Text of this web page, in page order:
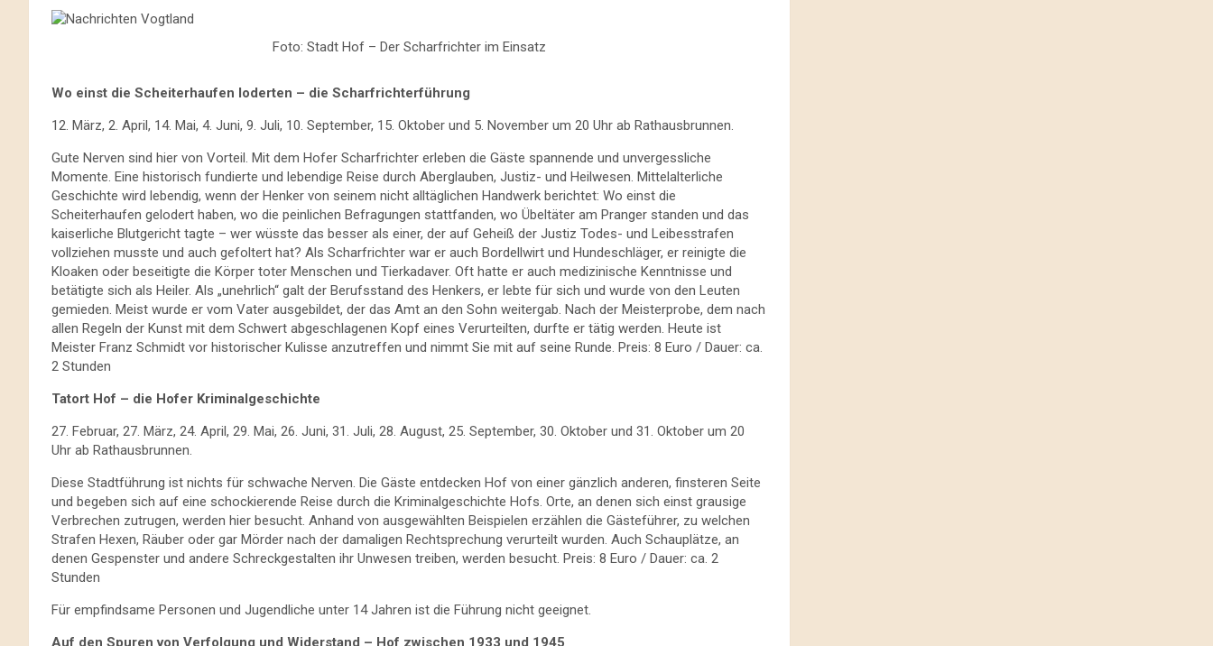
Foto: Stadt Hof – Der Scharfrichter im Einsatz
Wo einst die Scheiterhaufen loderten – die Scharfrichterführung
12. März, 2. April, 14. Mai, 4. Juni, 9. Juli, 10. September, 15. Oktober und 5. November um 20 Uhr ab Rathausbrunnen.
Gute Nerven sind hier von Vorteil. Mit dem Hofer Scharfrichter erleben die Gäste spannende und unvergessliche
Momente. Eine historisch fundierte und lebendige Reise durch Aberglauben, Justiz- und Heilwesen. Mittelalterliche
Geschichte wird lebendig, wenn der Henker von seinem nicht alltäglichen Handwerk berichtet: Wo einst die
Scheiterhaufen gelodert haben, wo die peinlichen Befragungen stattfanden, wo Übeltäter am Pranger standen und das
kaiserliche Blutgericht tagte – wer wüsste das besser als einer, der auf Geheiß der Justiz Todes- und Leibesstrafen
vollziehen musste und auch gefoltert hat? Als Scharfrichter war er auch Bordellwirt und Hundeschläger, er reinigte die
Kloaken oder beseitigte die Körper toter Menschen und Tierkadaver. Oft hatte er auch medizinische Kenntnisse und
betätigte sich als Heiler. Als „unehrlich“ galt der Berufsstand des Henkers, er lebte für sich und wurde von den Leuten
gemieden. Meist wurde er vom Vater ausgebildet, der das Amt an den Sohn weitergab. Nach der Meisterprobe, dem nach
allen Regeln der Kunst mit dem Schwert abgeschlagenen Kopf eines Verurteilten, durfte er tätig werden. Heute ist
Meister Franz Schmidt vor historischer Kulisse anzutreffen und nimmt Sie mit auf seine Runde. Preis: 8 Euro / Dauer: ca.
2 Stunden
Tatort Hof – die Hofer Kriminalgeschichte
27. Februar, 27. März, 24. April, 29. Mai, 26. Juni, 31. Juli, 28. August, 25. September, 30. Oktober und 31. Oktober um 20
Uhr ab Rathausbrunnen.
Diese Stadtführung ist nichts für schwache Nerven. Die Gäste entdecken Hof von einer gänzlich anderen, finsteren Seite
und begeben sich auf eine schockierende Reise durch die Kriminalgeschichte Hofs. Orte, an denen sich einst grausige
Verbrechen zutrugen, werden hier besucht. Anhand von ausgewählten Beispielen erzählen die Gästeführer, zu welchen
Strafen Hexen, Räuber oder gar Mörder nach der damaligen Rechtsprechung verurteilt wurden. Auch Schauplätze, an
denen Gespenster und andere Schreckgestalten ihr Unwesen treiben, werden besucht. Preis: 8 Euro / Dauer: ca. 2
Stunden
Für empfindsame Personen und Jugendliche unter 14 Jahren ist die Führung nicht geeignet.
Auf den Spuren von Verfolgung und Widerstand – Hof zwischen 1933 und 1945